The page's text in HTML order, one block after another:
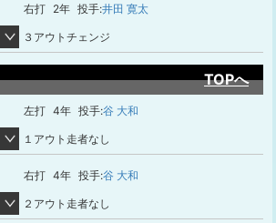
右打 2年 投手:井田 寛太
３アウトチェンジ
TOPへ
左打 4年 投手:谷 大和
１アウト走者なし
右打 4年 投手:谷 大和
２アウト走者なし